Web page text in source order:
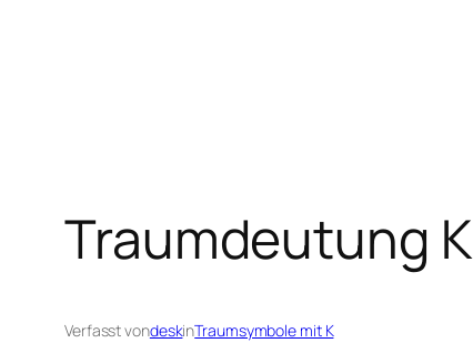
Traumdeutung
Verfasst vondeskinTraumsymbole mit K